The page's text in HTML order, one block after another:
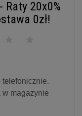
Raty 20x0%
0zł!
telefonicznie.
w magazynie